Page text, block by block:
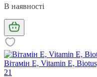
В наявності
Вітамін Е, Vitamin Е,
21